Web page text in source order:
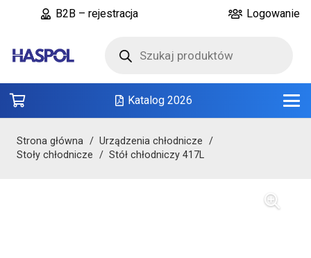
B2B – rejestracja Logowanie
produktów
Katalog 2026
Strona główna / Urządzenia chłodnicze /
Stoły chłodnicze / Stół chłodniczy 417L